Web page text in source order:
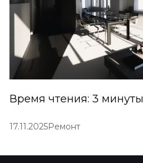
Время чтения: 3 минуты
17.11.2025Ремонт